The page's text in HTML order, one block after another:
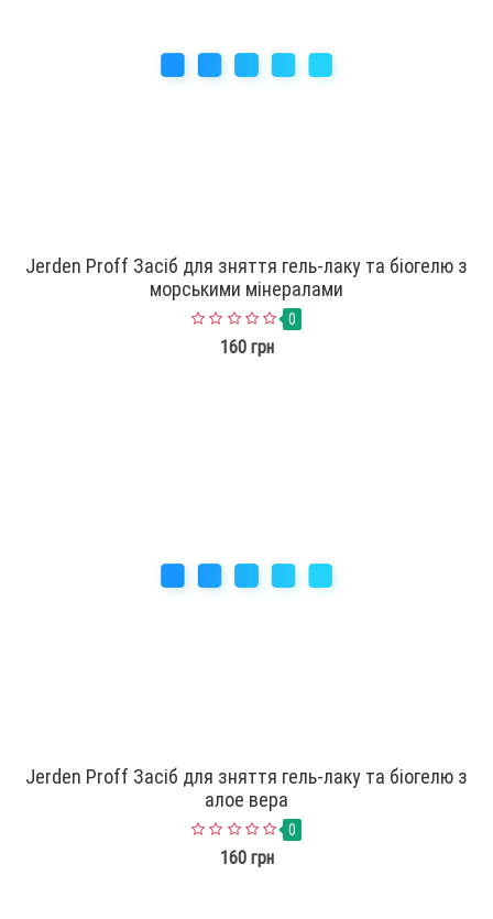
Jerden Proff Засіб для зняття гель-лаку та біогелю з
морськими мінералами
0
160 грн
Jerden Proff Засіб для зняття гель-лаку та біогелю з
алое вера
0
160 грн